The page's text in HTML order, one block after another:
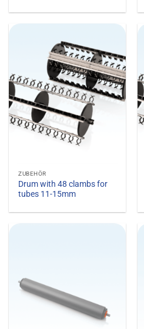
ZUBEHÖR
Drum with 48 clambs for
tubes 11-15mm